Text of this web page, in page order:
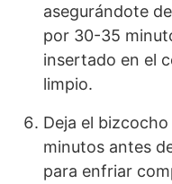
asegurándote
por 30-35
insertado en el
limpio.
Deja el
minutos antes
para enfriar